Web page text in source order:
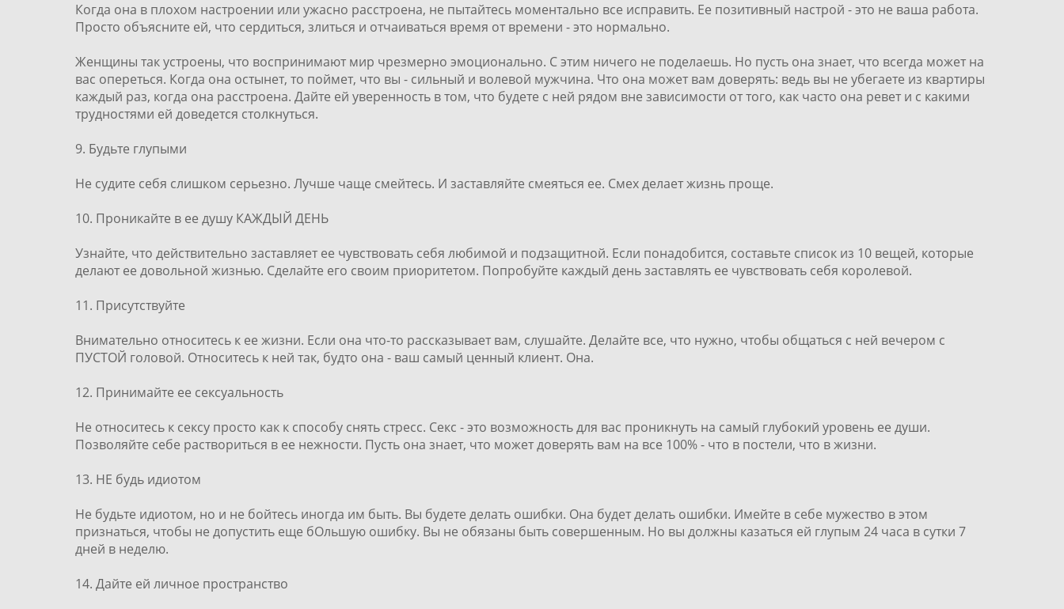
Когда она в плохом настроении или ужасно расстроена, не пытайтесь моментально все исправить. Ее позитивный настрой - это не ваша работа.
Просто объясните ей, что сердиться, злиться и отчаиваться время от времени - это нормально.
Женщины так устроены, что воспринимают мир чрезмерно эмоционально. С этим ничего не поделаешь. Но пусть она знает, что всегда может на
вас опереться. Когда она остынет, то поймет, что вы - сильный и волевой мужчина. Что она может вам доверять: ведь вы не убегаете из квартиры
каждый раз, когда она расстроена. Дайте ей уверенность в том, что будете с ней рядом вне зависимости от того, как часто она ревет и с какими
трудностями ей доведется столкнуться.
9. Будьте глупыми
Не судите себя слишком серьезно. Лучше чаще смейтесь. И заставляйте смеяться ее. Смех делает жизнь проще.
10. Проникайте в ее душу КАЖДЫЙ ДЕНЬ
Узнайте, что действительно заставляет ее чувствовать себя любимой и подзащитной. Если понадобится, составьте список из 10 вещей, которые
делают ее довольной жизнью. Сделайте его своим приоритетом. Попробуйте каждый день заставлять ее чувствовать себя королевой.
11. Присутствуйте
Внимательно относитесь к ее жизни. Если она что-то рассказывает вам, слушайте. Делайте все, что нужно, чтобы общаться с ней вечером с
ПУСТОЙ головой. Относитесь к ней так, будто она - ваш самый ценный клиент. Она.
12. Принимайте ее сексуальность
Не относитесь к сексу просто как к способу снять стресс. Секс - это возможность для вас проникнуть на самый глубокий уровень ее души.
Позволяйте себе раствориться в ее нежности. Пусть она знает, что может доверять вам на все 100% - что в постели, что в жизни.
13. НЕ будь идиотом
Не будьте идиотом, но и не бойтесь иногда им быть. Вы будете делать ошибки. Она будет делать ошибки. Имейте в себе мужество в этом
признаться, чтобы не допустить еще бОльшую ошибку. Вы не обязаны быть совершенным. Но вы должны казаться ей глупым 24 часа в сутки 7
дней в неделю.
14. Дайте ей личное пространство